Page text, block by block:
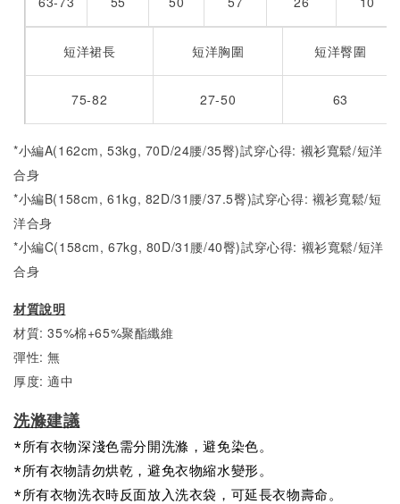
短洋裙長 短洋胸圍 短洋臀圍
75-82 27-50 63
*小編A(162cm, 53kg, 70D/24腰/35臀)試穿心得: 襯衫寬鬆/短洋
合身
*小編B(158cm, 61kg, 82D/31腰/37.5臀)試穿心得: 襯衫寬鬆/短
洋合身
*小編C(158cm, 67kg, 80D/31腰/40臀)試穿心得: 襯衫寬鬆/短洋
合身
材質說明
材質: 35%棉+65%聚酯纖維
彈性: 無
厚度: 適中
洗滌建議
*所有衣物深淺色需分開洗滌，避免染色。
*所有衣物請勿烘乾，避免衣物縮水變形。
*所有衣物洗衣時反面放入洗衣袋，可延長衣物壽命。